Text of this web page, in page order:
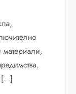
материали,
[…]